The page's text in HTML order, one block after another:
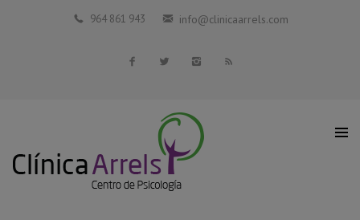
Blog
964 861 943 info@clinicaarrels.com